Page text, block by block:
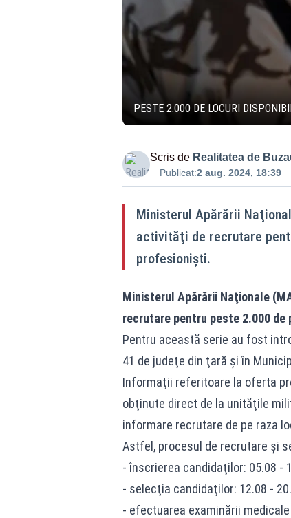
PESTE 2.000 DE LOCURI
Scris de Realitatea de
Publicat:2 aug. 2024, 18:39
Ministerul Apărării
activităţi de recrutare
profesionişti.
Ministerul Apărării Naţionale
recrutare pentru peste 2.000
Pentru această serie au fost
41 de judeţe din ţară şi în
Informaţii referitoare la oferta
obţinute direct de la unităţile
informare recrutare de pe raza
Astfel, procesul de recrutare şi
- înscrierea candidaţilor: 05.08 -
- selecţia candidaţilor: 12.08 -
- efectuarea examinării